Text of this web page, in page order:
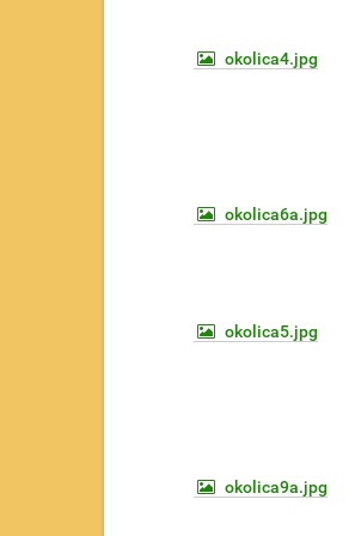
okolica4.jpg
okolica6a.jpg
okolica5.jpg
okolica9a.jpg